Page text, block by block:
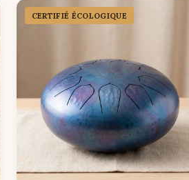
CERTIFIÉ ÉCOLOGIQUE